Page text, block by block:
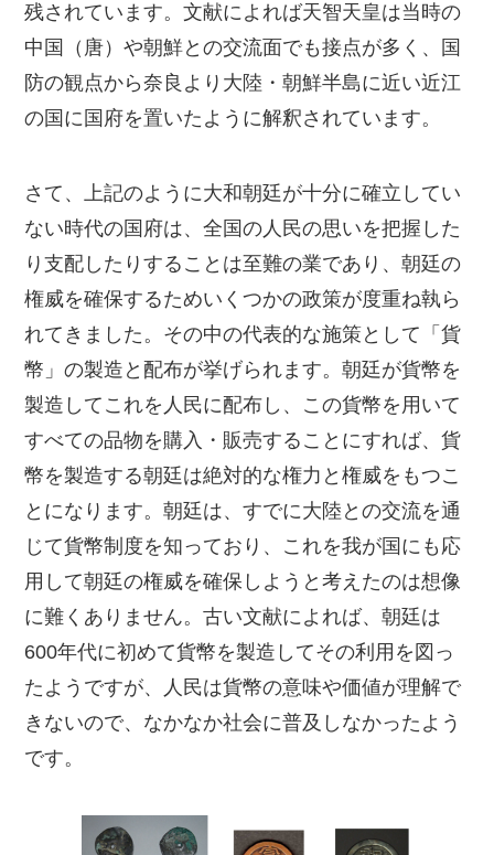
残されています。文献によれば天智天皇は当時の
中国（唐）や朝鮮との交流面でも接点が多く、国
防の観点から奈良より大陸・朝鮮半島に近い近江
の国に国府を置いたように解釈されています。
さて、上記のように大和朝廷が十分に確立してい
ない時代の国府は、全国の人民の思いを把握した
り支配したりすることは至難の業であり、朝廷の
権威を確保するためいくつかの政策が度重ね執ら
れてきました。その中の代表的な施策として「貨
幣」の製造と配布が挙げられます。朝廷が貨幣を
製造してこれを人民に配布し、この貨幣を用いて
すべての品物を購入・販売することにすれば、貨
幣を製造する朝廷は絶対的な権力と権威をもつこ
とになります。朝廷は、すでに大陸との交流を通
じて貨幣制度を知っており、これを我が国にも応
用して朝廷の権威を確保しようと考えたのは想像
に難くありません。古い文献によれば、朝廷は
600年代に初めて貨幣を製造してその利用を図っ
たようですが、人民は貨幣の意味や価値が理解で
きないので、なかなか社会に普及しなかったよう
です。